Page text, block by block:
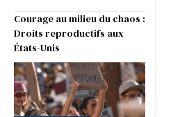
Courage au milieu du chaos :
Droits reproductifs aux
États-Unis